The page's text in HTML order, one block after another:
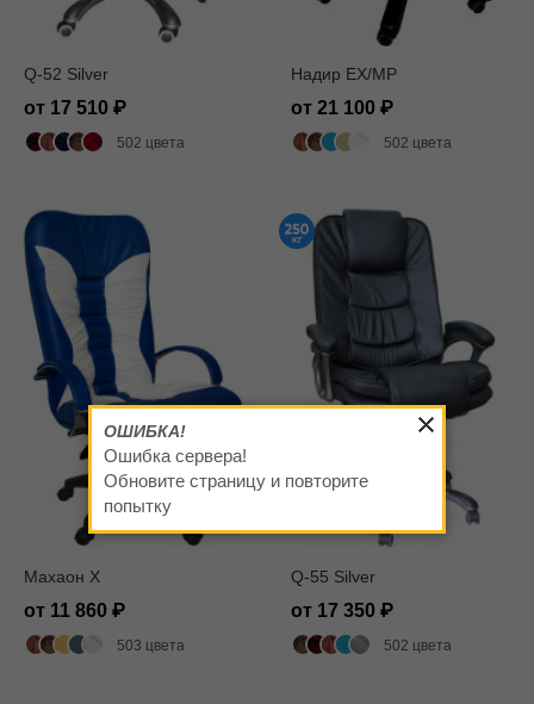
Q-52 Silver
от 17 510
502 цвета
Надир EX/MP
от 21 100
502 цвета
Махаон X
от 11 860
503 цвета
Q-55 Silver
от 17 350
502 цвета
ОШИБКА!
Ошибка сервера!
Обновите страницу и повторите
попытку